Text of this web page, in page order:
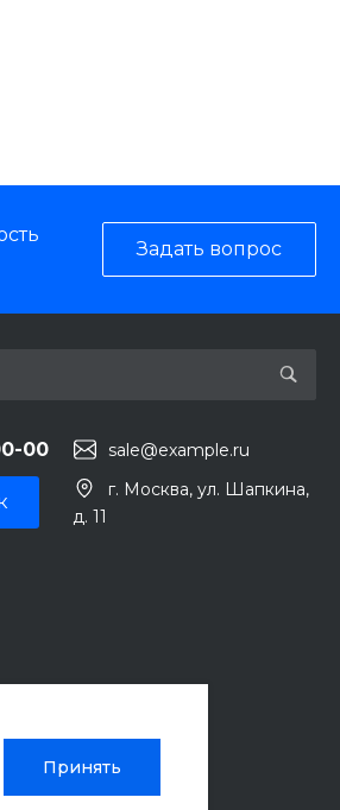
Принять
Задать вопрос
00 sale@example.ru
г. Москва, ул. Шапкина,
д. 11